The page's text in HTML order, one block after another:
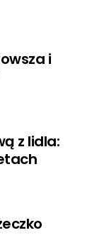
i
z lidla: